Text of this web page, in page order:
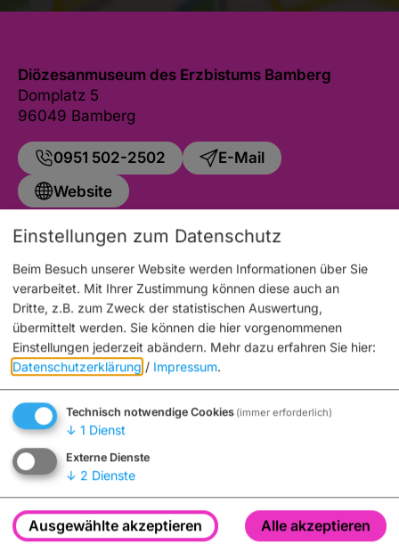
Diözesanmuseum des Erzbistums Bamberg
Domplatz 5
96049 Bamberg
0951 502-2502
E-Mail
Website
Auch an diesem Ort
Einstellungen zum Datenschutz
Beim Besuch unserer Website werden Informationen über Sie
verarbeitet. Mit Ihrer Zustimmung können diese auch an
Dritte, z.B. zum Zweck der statistischen Auswertung,
übermittelt werden. Sie können die hier vorgenommenen
Einstellungen jederzeit abändern. Mehr dazu erfahren Sie hier:
Datenschutzerklärung / Impressum.
Technisch notwendige Cookies (immer erforderlich)
↓ 1 Dienst
Externe Dienste
↓ 2 Dienste
Ausgewählte akzeptieren Alle akzeptieren